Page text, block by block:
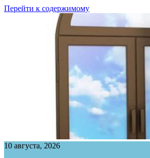
Перейти к содержимому
10 августа, 2026